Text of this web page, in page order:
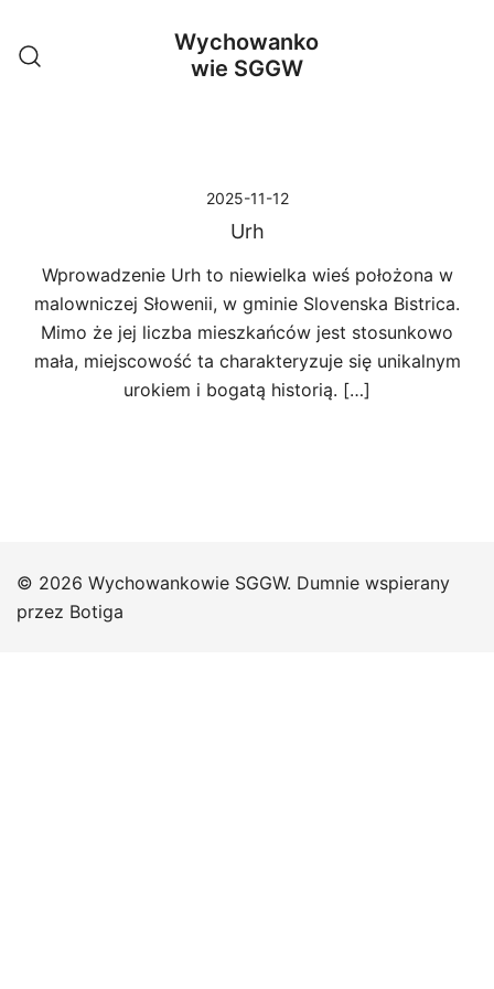
treści
Wychowanko
wie SGGW
2025-11-12
Urh
Wprowadzenie Urh to niewielka wieś położona w
malowniczej Słowenii, w gminie Slovenska Bistrica.
Mimo że jej liczba mieszkańców jest stosunkowo
mała, miejscowość ta charakteryzuje się unikalnym
urokiem i bogatą historią. […]
© 2026 Wychowankowie SGGW. Dumnie wspierany
przez Botiga